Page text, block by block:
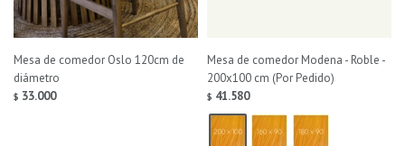
Mesa de comedor Oslo 120cm de
diámetro
$ 33.000
Mesa de comedor Modena - Roble -
200x100 cm (Por Pedido)
$ 41.580